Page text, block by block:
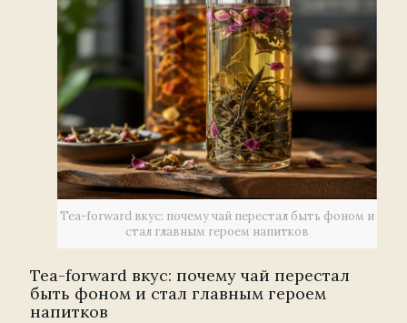
Tea-forward вкус: почему чай перестал быть фоном и
стал главным героем напитков
Tea-forward вкус: почему чай перестал
быть фоном и стал главным героем
напитков